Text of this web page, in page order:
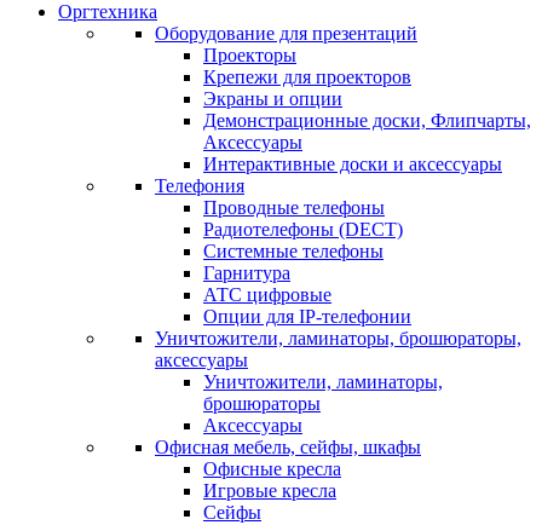
Оргтехника
Оборудование для презентаций
Проекторы
Крепежи для проекторов
Экраны и опции
Демонстрационные доски, Флипчарты,
Аксессуары
Интерактивные доски и аксессуары
Телефония
Проводные телефоны
Радиотелефоны (DECT)
Системные телефоны
Гарнитура
АТС цифровые
Опции для IP-телефонии
Уничтожители, ламинаторы, брошюраторы,
аксессуары
Уничтожители, ламинаторы,
брошюраторы
Аксессуары
Офисная мебель, сейфы, шкафы
Офисные кресла
Игровые кресла
Сейфы